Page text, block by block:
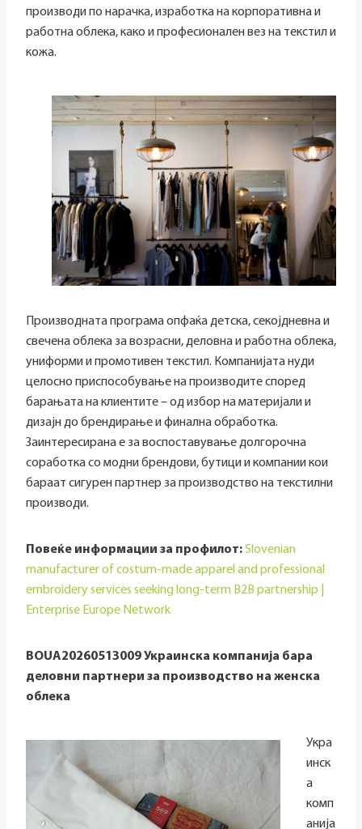
производи по нарачка, изработка на корпоративна и
работна облека, како и професионален вез на текстил и
кожа.
Производната програма опфаќа детска, секојдневна и
свечена облека за возрасни, деловна и работна облека,
униформи и промотивен текстил. Компанијата нуди
целосно приспособување на производите според
барањата на клиентите – од избор на материјали и
дизајн до брендирање и финална обработка.
Заинтересирана е за воспоставување долгорочна
соработка со модни брендови, бутици и компании кои
бараат сигурен партнер за производство на текстилни
производи.
Повеќе информации за профилот:Slovenian
manufacturer of costum-made apparel and professional
embroidery services seeking long-term B2B partnership |
Enterprise Europe Network
BOUA20260513009 Украинска компанија бара
деловни партнери за производство на женска
облека
Укра
инск
а
комп
анија